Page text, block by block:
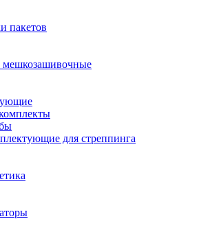
пакетов
для стреппинга